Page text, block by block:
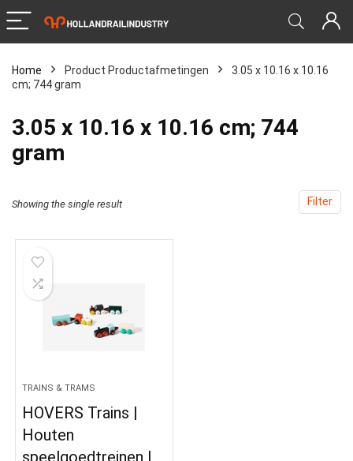
Home Product Productafmetingen
‎3.05 x 10.16 x 10.16
cm; 744 gram
‎3.05 x 10.16 x 10.16 cm; 744
gram
Filter
Showing the single result
TRAINS & TRAMS
HOVERS Trains |
Houten
speelgoedtreinen |